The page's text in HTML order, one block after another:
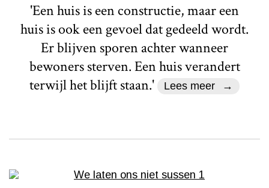
'Een huis is een constructie, maar een
huis is ook een gevoel dat gedeeld wordt.
Er blijven sporen achter wanneer
bewoners sterven. Een huis verandert
terwijl het blijft staan.'
Lees meer